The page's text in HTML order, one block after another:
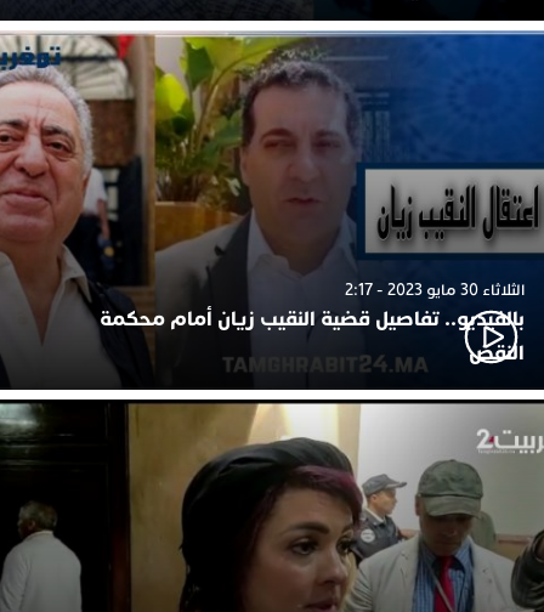
الثلاثاء 30 مايو 2023 - 2:17
بالفيديو.. تفاصيل قضية النقيب زيان أمام محكمة
النقض